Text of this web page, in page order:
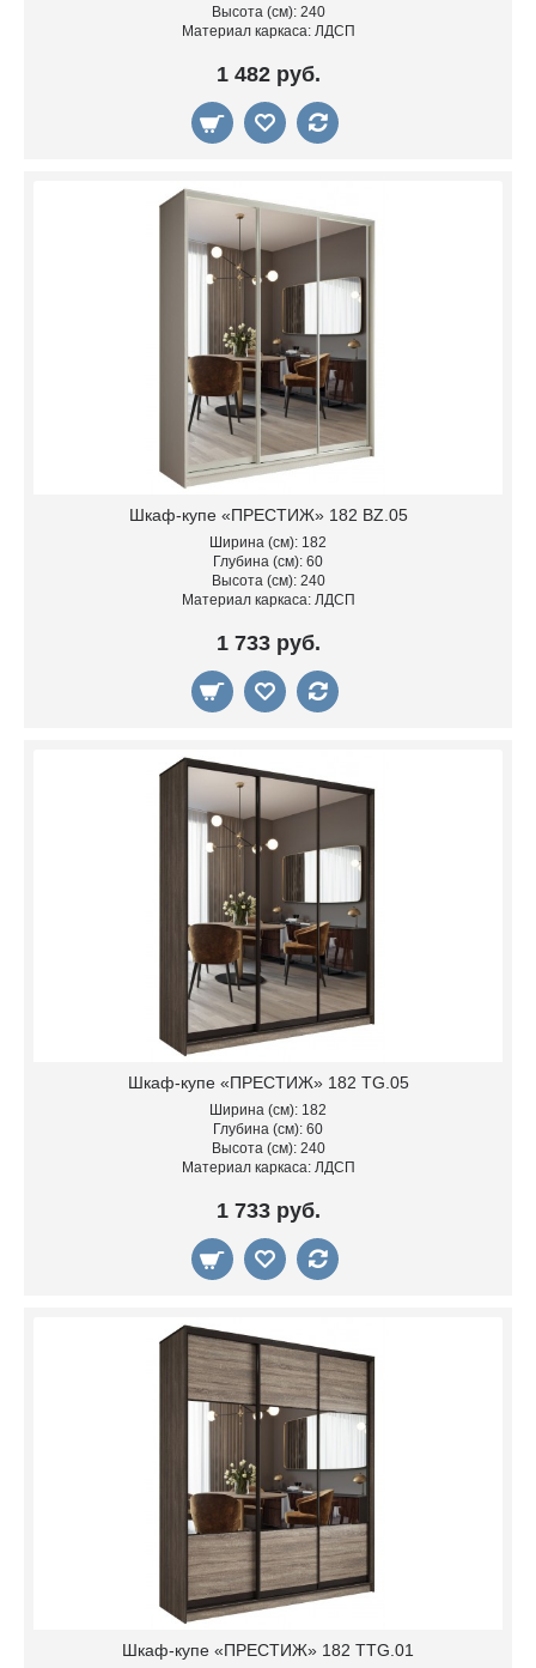
Высота (см): 240
Материал каркаса: ЛДСП
1 482 руб.
Шкаф-купе «ПРЕСТИЖ» 182 BZ.05
Ширина (см): 182
Глубина (см): 60
Высота (см): 240
Материал каркаса: ЛДСП
1 733 руб.
Шкаф-купе «ПРЕСТИЖ» 182 TG.05
Ширина (см): 182
Глубина (см): 60
Высота (см): 240
Материал каркаса: ЛДСП
1 733 руб.
Шкаф-купе «ПРЕСТИЖ» 182 TTG.01